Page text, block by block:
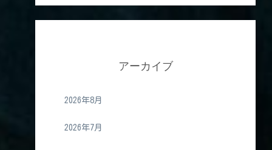
アーカイブ
2026年8月
2026年7月